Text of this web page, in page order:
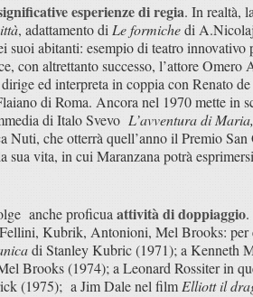
esperienze di regia. In realtà,
, adattamento di Le formichedi
suoi abitanti: esempio di teatro innovativo
con altrettanto successo, l’attore Omero
ed interpreta in coppia con Renato
di Roma. Ancora nel 1970 mette in
di Italo Svevo L’avventura di Maria,
Nuti, che otterrà quell’anno il Premio
sua vita, in cui Maranzana potrà
anche proficua attività di doppiaggio
Kubrik, Antonioni, Mel Brooks: per
di Stanley Kubric (1971); a Kenneth
Brooks (1974); a Leonard Rossiter in
(1975); a Jim Dalenel film Elliott il